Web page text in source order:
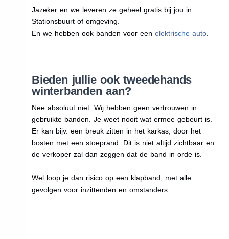
Jazeker en we leveren ze geheel gratis bij jou in
Stationsbuurt of omgeving.
En we hebben ook banden voor een elektrische auto.
Bieden jullie ook tweedehands
winterbanden aan?
Nee absoluut niet. Wij hebben geen vertrouwen in
gebruikte banden. Je weet nooit wat ermee gebeurt is.
Er kan bijv. een breuk zitten in het karkas, door het
bosten met een stoeprand. Dit is niet altijd zichtbaar en
de verkoper zal dan zeggen dat de band in orde is.
Wel loop je dan risico op een klapband, met alle
gevolgen voor inzittenden en omstanders.